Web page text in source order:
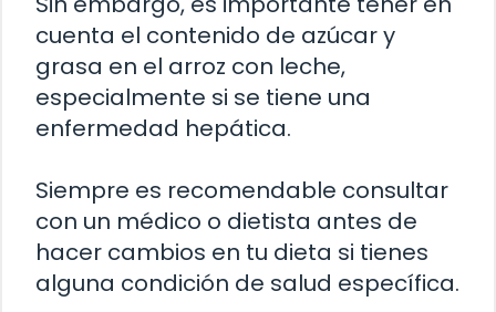
cuenta el contenido de azúcar y
grasa en el arroz con leche,
especialmente si se tiene una
enfermedad hepática.
Siempre es recomendable consultar
con un médico o dietista antes de
hacer cambios en tu dieta si tienes
alguna condición de salud específica.